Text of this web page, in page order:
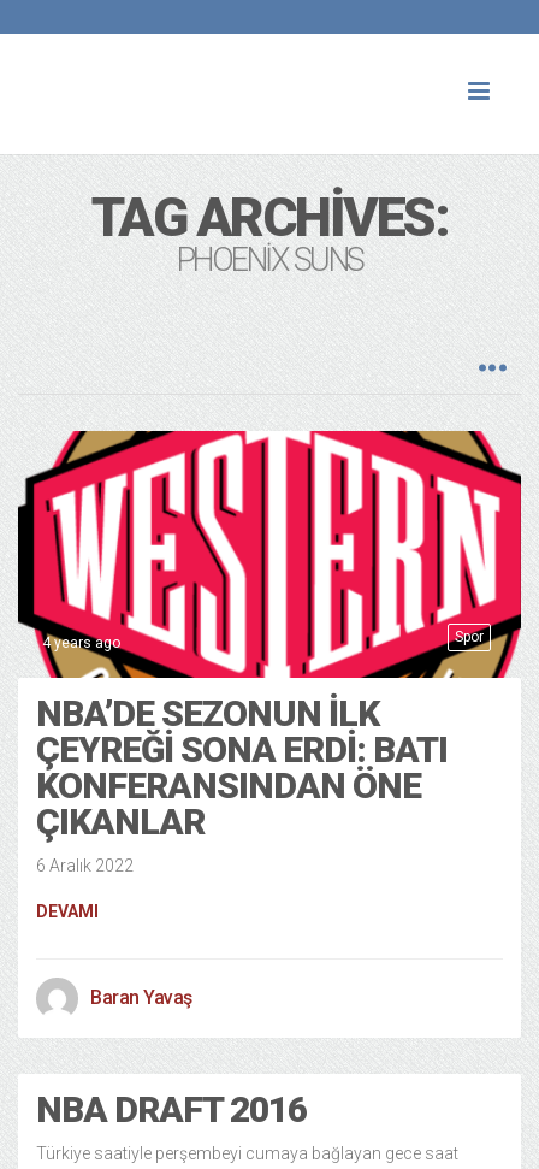
TAG ARCHIVES:
PHOENIX SUNS
Spor
4 years ago
NBA’DE SEZONUN İLK
ÇEYREĞI SONA ERDI: BATI
KONFERANSINDAN ÖNE
ÇIKANLAR
6 Aralık 2022
DEVAMI
Baran Yavaş
NBA DRAFT 2016
Türkiye saatiyle perşembeyi cumaya bağlayan gece saat